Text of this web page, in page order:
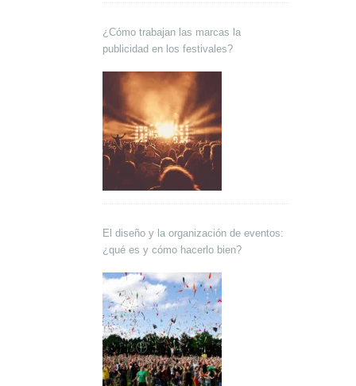
¿Cómo trabajan las marcas la
publicidad en los festivales?
El diseño y la organización de eventos:
¿qué es y cómo hacerlo bien?